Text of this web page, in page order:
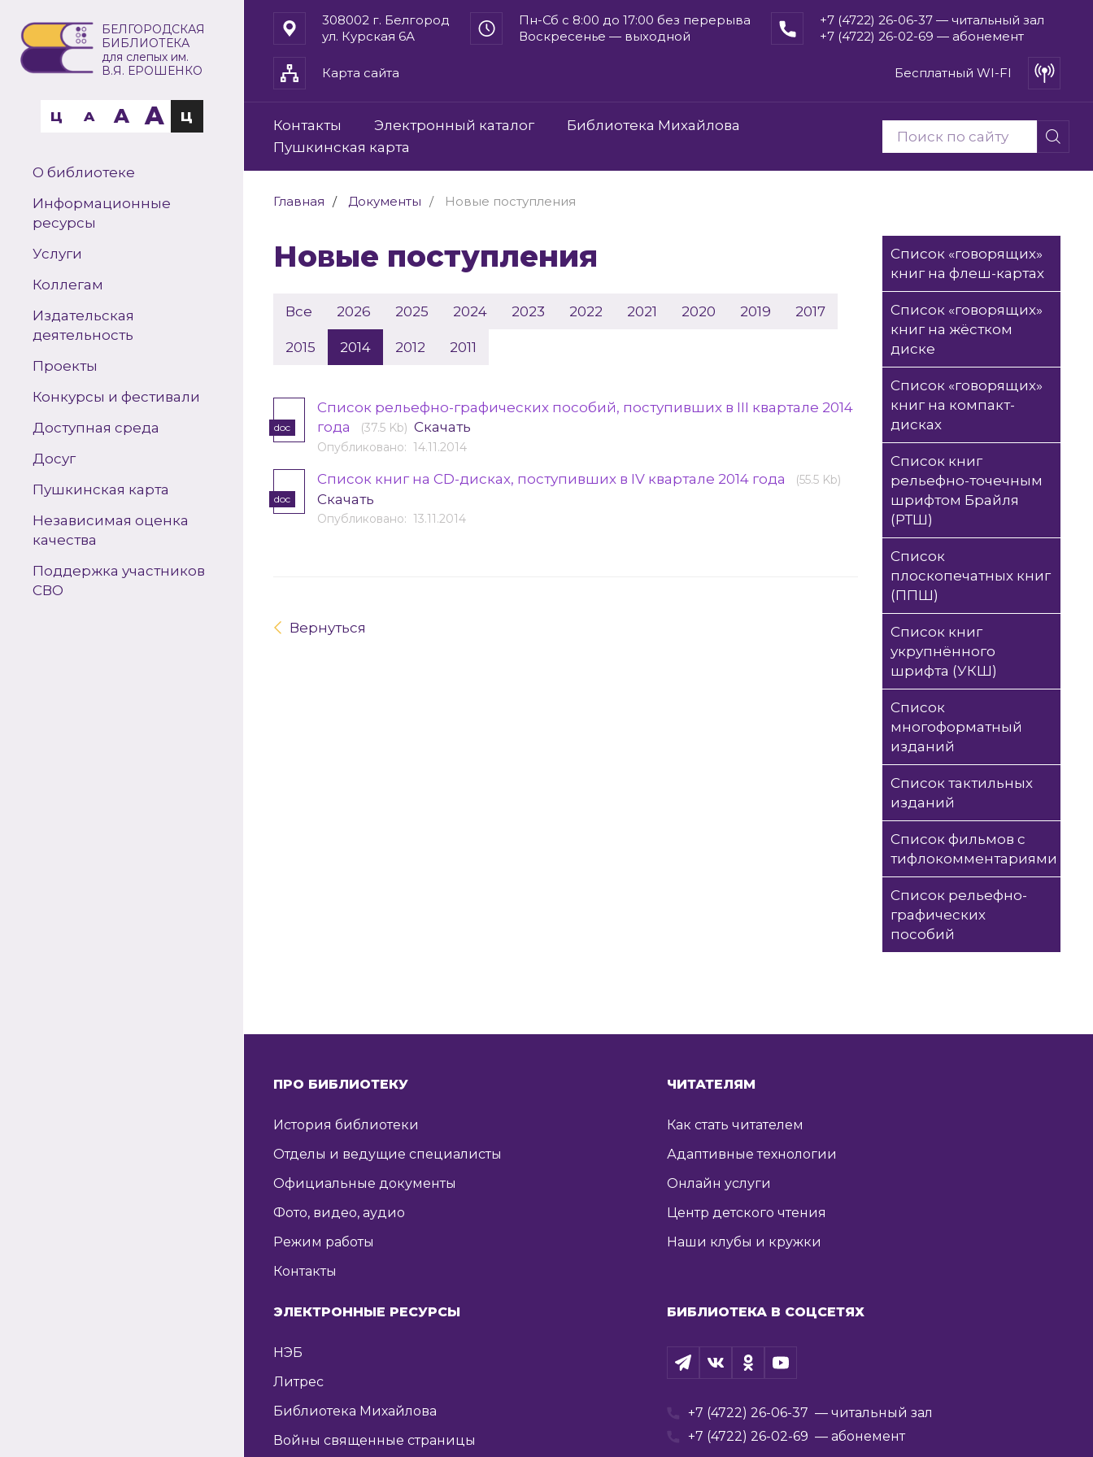
БЕЛГОРОДСКАЯ
БИБЛИОТЕКА
для слепых им.
В.Я. ЕРОШЕНКО
Ц A A A Ц
О библиотеке
Информационные
ресурсы
Услуги
Коллегам
Издательская
деятельность
Проекты
Конкурсы и фестивали
Доступная среда
Досуг
Пушкинская карта
Независимая оценка
качества
Поддержка участников
СВО
308002 г. Белгород
ул. Курская 6А
Пн-Сб с 8:00 до 17:00 без перерыва
Воскресенье — выходной
+7 (4722) 26-06-37 — читальный зал
+7 (4722) 26-02-69 — абонемент
Карта сайта Бесплатный WI-FI
Контакты Электронный каталог
Библиотека Михайлова
Пушкинская карта
Главная Документы Новые поступления
Новые поступления
Все 2026 2025 2024 2023 2022 2021 2020 2019 2017
2015 2014 2012 2011
doc
Список рельефно-графических пособий, поступивших в III квартале 2014
года
(37.5 Kb) Скачать
Опубликовано: 14.11.2014
doc
Список книг на CD-дисках, поступивших в IV квартале 2014 года (55.5 Kb)
Скачать
Опубликовано: 13.11.2014
Вернуться
Список «говорящих»
книг на флеш-картах
Список «говорящих»
книг на жёстком
диске
Список «говорящих»
книг на компакт-
дисках
Список книг
рельефно-точечным
шрифтом Брайля
(РТШ)
Список
плоскопечатных книг
(ППШ)
Список книг
укрупнённого
шрифта (УКШ)
Список
многоформатный
изданий
Список тактильных
изданий
Список фильмов с
тифлокомментариями
Список рельефно-
графических
пособий
ПРО БИБЛИОТЕКУ
История библиотеки
Отделы и ведущие специалисты
Официальные документы
Фото, видео, аудио
Режим работы
Контакты
ЧИТАТЕЛЯМ
Как стать читателем
Адаптивные технологии
Онлайн услуги
Центр детского чтения
Наши клубы и кружки
ЭЛЕКТРОННЫЕ РЕСУРСЫ
НЭБ
Литрес
Библиотека Михайлова
Войны священные страницы
БИБЛИОТЕКА В СОЦСЕТЯХ
+7 (4722) 26-06-37 — читальный зал
+7 (4722) 26-02-69 — абонемент